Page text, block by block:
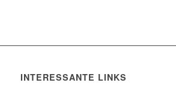
INTERESSANTE LINKS